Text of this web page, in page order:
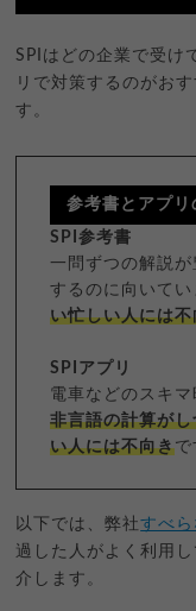
SPIはどの企業で受け
リで対策するのがお
す。
参考書とアプリ
SPI参考書
一問ずつの解説
するのに向いてい
い忙しい人には不
SPIアプリ
電車などのスキマ
非言語の計算が
い人には不向きで
以下では、弊社すべ
過した人がよく利用
介します。